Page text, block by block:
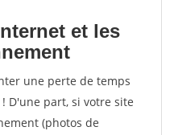
et les
une perte de temps
D'une part, si votre site
(photos de